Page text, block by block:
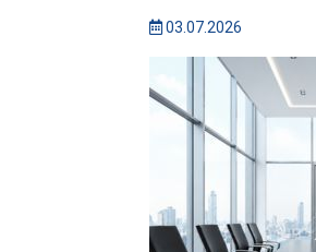
03.07.2026